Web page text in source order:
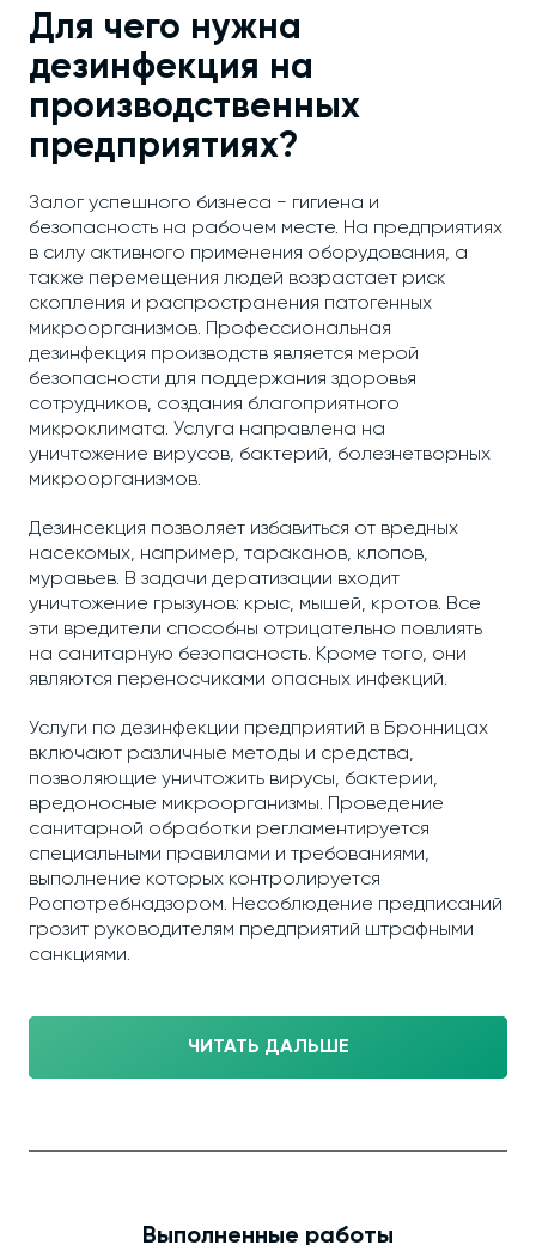
Для чего нужна
дезинфекция на
производственных
предприятиях?
Залог успешного бизнеса − гигиена и
безопасность на рабочем месте. На предприятиях
в силу активного применения оборудования, а
также перемещения людей возрастает риск
скопления и распространения патогенных
микроорганизмов. Профессиональная
дезинфекция производств является мерой
безопасности для поддержания здоровья
сотрудников, создания благоприятного
микроклимата. Услуга направлена на
уничтожение вирусов, бактерий, болезнетворных
микроорганизмов.
Дезинсекция позволяет избавиться от вредных
насекомых, например, тараканов, клопов,
муравьев. В задачи дератизации входит
уничтожение грызунов: крыс, мышей, кротов. Все
эти вредители способны отрицательно повлиять
на санитарную безопасность. Кроме того, они
являются переносчиками опасных инфекций.
Услуги по дезинфекции предприятий в Бронницах
включают различные методы и средства,
позволяющие уничтожить вирусы, бактерии,
вредоносные микроорганизмы. Проведение
санитарной обработки регламентируется
специальными правилами и требованиями,
выполнение которых контролируется
Роспотребнадзором. Несоблюдение предписаний
грозит руководителям предприятий штрафными
санкциями.
ЧИТАТЬ ДАЛЬШЕ
Выполненные работы